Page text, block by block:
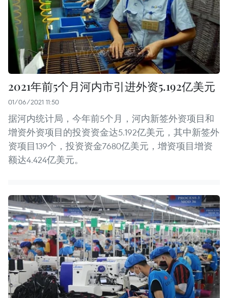
2021年前5个月河内市引进外资5.192亿美元
01/06/2021 11:50
据河内统计局，今年前5个月，河内新签外资项目和
增资外资项目的投资资金达5.192亿美元，其中新签外
资项目139个，投资资金7680亿美元，增资项目增资
额达4.424亿美元。